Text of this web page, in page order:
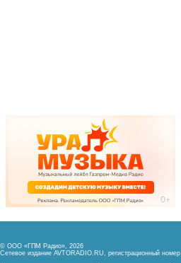
© ООО «ГПМ Радио», 2026
Сетевое издание AVTORADIO.RU, регистрационный номер